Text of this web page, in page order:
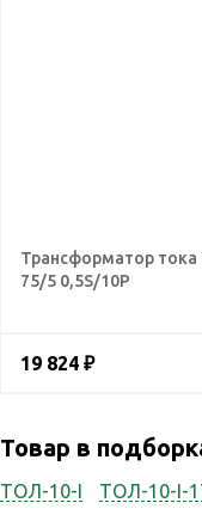
Трансформатор
75/5 0,5S/10Р
19 824 ₽
Товар в
ТОЛ-10-I ТОЛ-10-I-